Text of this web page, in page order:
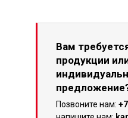
Вам
продукции
Позвоните нам: